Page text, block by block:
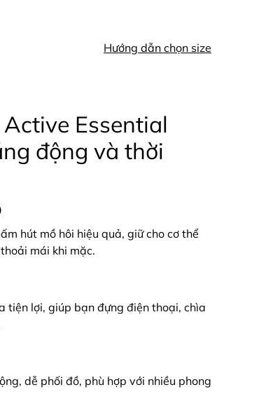
Hướng dẫn chọn size
Essential
động và thời
hút mồ hôi hiệu quả, giữ cho cơ thể
mái khi mặc.
tiện lợi, giúp bạn đựng điện thoại, chìa
dễ phối đồ, phù hợp với nhiều phong